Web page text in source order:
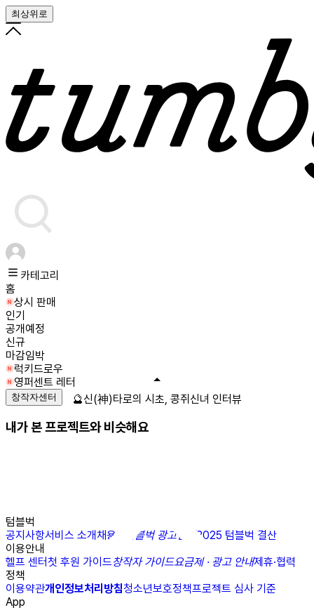
최상위로
카테고리
홈
상시 판매
인기
공개예정
신규
마감임박
럭키드로우
영퍼센트 레터
창작자센터
내가 본 프로젝트와 비슷해요
텀블벅
공지사항서비스 소개채용N 텀블벅 광고센터
2025 텀블벅 결산
이용안내
헬프 센터첫 후원 가이드창작자 가이드요금제 · 광고 안내제휴·협력
정책
이용약관개인정보처리방침청소년보호정책프로젝트 심사 기준
App
🔮신(神)타로의 시초, 콩쥐신녀 인터뷰